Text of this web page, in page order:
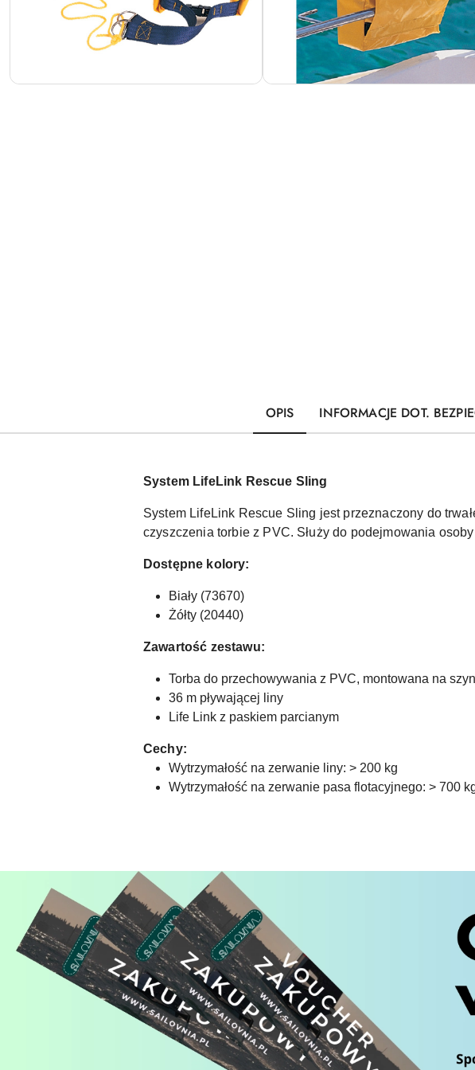
OPIS INFORMACJE DOT.
System LifeLink Rescue Sling
System LifeLink Rescue Sling jest przeznaczony do
czyszczenia torbie z PVC. Służy do podejmowania
Dostępne kolory:
Biały (73670)
Żółty (20440)
Zawartość zestawu:
Torba do przechowywania z PVC, montowana na
36 m pływającej liny
Life Link z paskiem parcianym
Cechy:
Wytrzymałość na zerwanie liny: > 200 kg
Wytrzymałość na zerwanie pasa flotacyjnego: > 700